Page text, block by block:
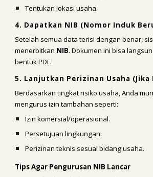
Tentukan lokasi usaha.
4. Dapatkan NIB (Nomor Induk
Setelah semua data terisi dengan benar,
menerbitkan NIB. Dokumen ini bisa
bentuk PDF.
5. Lanjutkan Perizinan Usaha
Berdasarkan tingkat risiko usaha, Anda
mengurus izin tambahan seperti:
Izin komersial/operasional.
Persetujuan lingkungan.
Perizinan teknis sesuai bidang usaha.
Tips Agar Pengurusan NIB Lancar